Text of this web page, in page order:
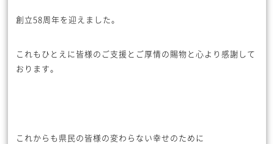
創立58周年を迎えました。
これもひとえに皆様のご支援とご厚情の賜物と心より感謝して
おります。
これからも県民の皆様の変わらない幸せのために